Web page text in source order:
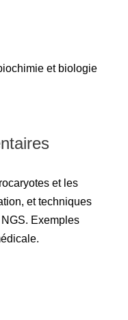
et biologie
et les
et techniques
Exemples